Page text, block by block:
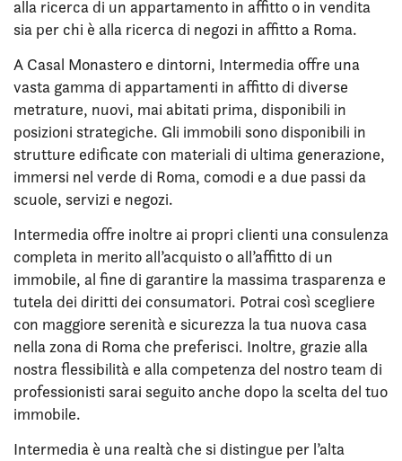
alla ricerca di un appartamento in affitto o in vendita
sia per chi è alla ricerca di negozi in affitto a Roma.
A Casal Monastero e dintorni, Intermedia offre una
vasta gamma di appartamenti in affitto di diverse
metrature, nuovi, mai abitati prima, disponibili in
posizioni strategiche. Gli immobili sono disponibili in
strutture edificate con materiali di ultima generazione,
immersi nel verde di Roma, comodi e a due passi da
scuole, servizi e negozi.
Intermedia offre inoltre ai propri clienti una consulenza
completa in merito all’acquisto o all’affitto di un
immobile, al fine di garantire la massima trasparenza e
tutela dei diritti dei consumatori. Potrai così scegliere
con maggiore serenità e sicurezza la tua nuova casa
nella zona di Roma che preferisci. Inoltre, grazie alla
nostra flessibilità e alla competenza del nostro team di
professionisti sarai seguito anche dopo la scelta del tuo
immobile.
Intermedia è una realtà che si distingue per l’alta